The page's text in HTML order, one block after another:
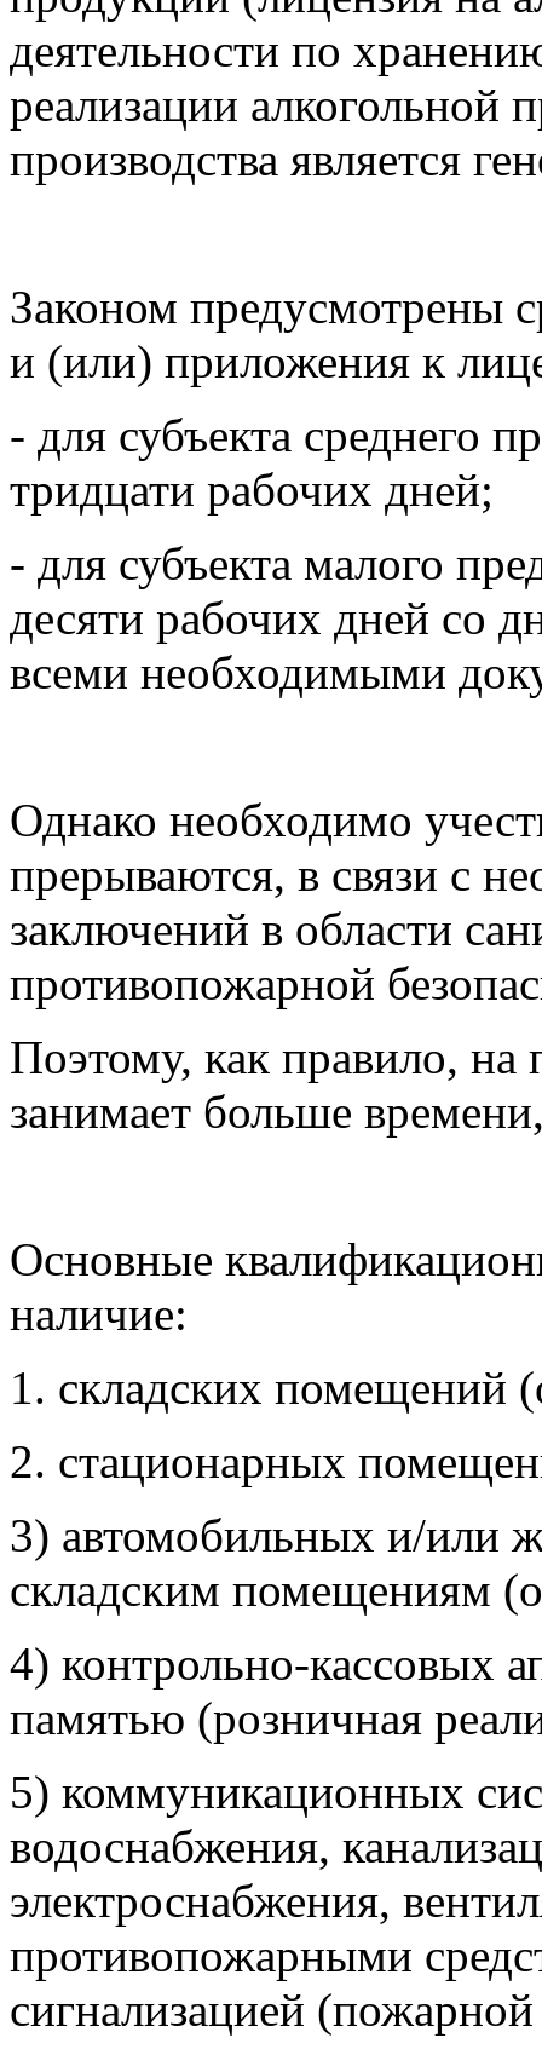
деятельности по
реализации алкогольной
производства является
Законом предусмотрены
и (или) приложения к
- для субъекта среднего
тридцати рабочих дней;
- для субъекта малого
десяти рабочих дней со
всеми необходимыми
Однако необходимо
прерываются, в связи с
заключений в области
противопожарной
Поэтому, как правило, на
занимает больше
Основные
наличие:
1. складских помещений
2. стационарных
3) автомобильных и/или
складским помещениям
4) контрольно-кассовых
памятью (розничная
5) коммуникационных
водоснабжения,
электроснабжения,
противопожарными
сигнализацией